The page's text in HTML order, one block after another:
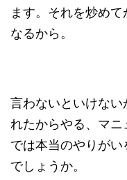
ます。それを炒め
なるから。
言わないといけな
れたからやる、マ
では本当のやりが
でしょうか。